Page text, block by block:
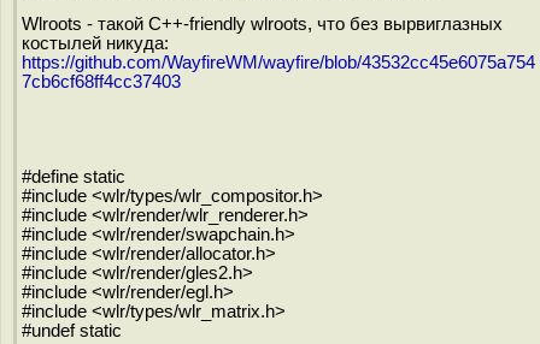
Wlroots - такой C++-friendly wlroots, что без вырвиглазных
костылей никуда:
https://github.com/WayfireWM/wayfire/blob/43532cc45e6075a754
7cb6cf68ff4cc37403
#define static
#include <wlr/types/wlr_compositor.h>
#include <wlr/render/wlr_renderer.h>
#include <wlr/render/swapchain.h>
#include <wlr/render/allocator.h>
#include <wlr/render/gles2.h>
#include <wlr/render/egl.h>
#include <wlr/types/wlr_matrix.h>
#undef static